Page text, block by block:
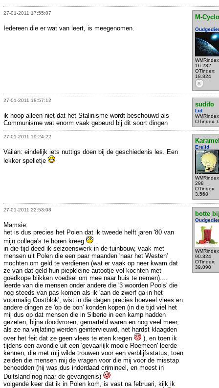
27-01-2011 17:55:07
M-
16.282
OTindex:
18.824
S
Iedereen die er wat van leert, is meegenomen.
27-01-2011 18:57:12
sudifo
Lid
OTindex:
ik hoop alleen niet dat het Stalinisme wordt beschouwd als
Communisme wat enorm vaak gebeurd bij dit soort dingen
27-01-2011 19:24:22
Erelid
298
OTindex:
3.568
Vailan: eindelijk iets nuttigs doen bij de geschiedenis les. Een
lekker spelletje
27-01-2011 22:53:08
botte
90.824
OTindex:
39.090
Mamsie:
het is dus precies het Polen dat ik tweede helft jaren '80 van
mijn collega's te horen kreeg
in die tijd deed ik seizoenswerk in de tuinbouw, vaak met
mensen uit Polen die een paar maanden 'naar het Westen'
mochten om geld te verdienen (wat er vaak op neer kwam dat
ze van dat geld hun piepkleine autootje vol kochten met
goedkope blikken voedsel om mee naar huis te nemen)....
leerde van die mensen onder andere die '3 woorden Pools' die
nog steeds van pas komen als ik 'aan de zwerf ga in het
voormalig Oostblok', wist in die dagen precies hoeveel vlees en
andere dingen ze 'op de bon' konden kopen (in die tijd viel het
mij dus op dat mensen die in Siberie in een kamp hadden
gezeten, bijna doodvroren, gemarteld waren en nog veel meer,
als ze na vrijlating werden geintervieuwd, het hardst klaagden
over het feit dat ze geen vlees te eten kregen
), en toen ik
tijdens een avondje uit een 'gevaarlijk mooie Roemeen' leerde
kennen, die met mij wilde trouwen voor een verblijfsstatus, toen
zeiden die mensen mij de vragen voor die mij voor de misstap
behoedden (hij was dus inderdaad crimineel, en moest in
Duitsland nog naar de gevangenis)
volgende keer dat ik in Polen kom, is vast na februari, kijk ik